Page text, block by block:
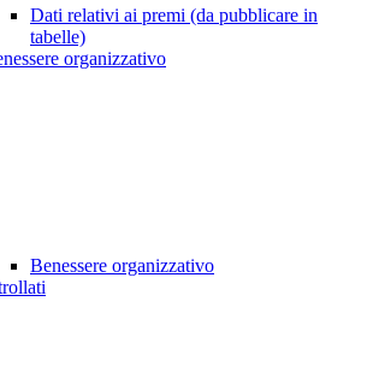
Dati relativi ai premi (da pubblicare in
tabelle)
organizzativo
Benessere organizzativo